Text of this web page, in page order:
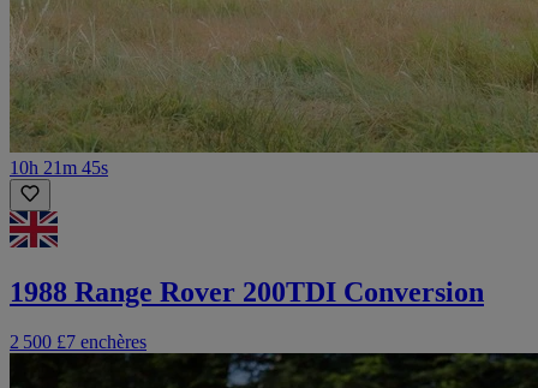
10h 21m 45s
1988 Range Rover 200TDI Conversion
2 500 £7 enchères